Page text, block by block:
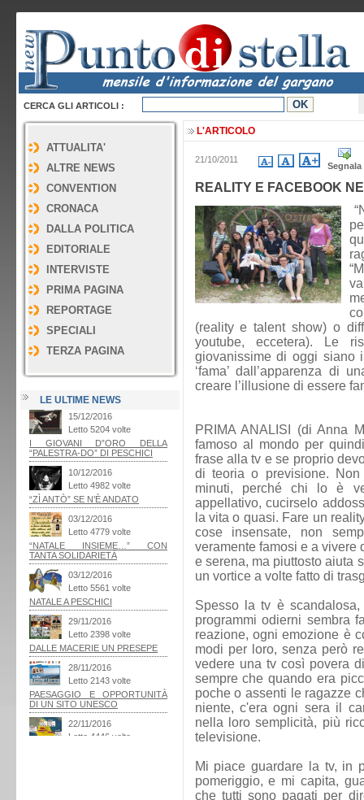
CERCA GLI ARTICOLI :
ATTUALITA'
ALTRE NEWS
CONVENTION
CRONACA
DALLA POLITICA
EDITORIALE
INTERVISTE
PRIMA PAGINA
REPORTAGE
SPECIALI
TERZA PAGINA
LE ULTIME NEWS
L'ARTICOLO
21/10/2011
Segnala
REALITY E FACEBOOK
(reality e talent show) o
youtube, eccetera). Le
giovanissime di oggi siano
‘fama’ dall’apparenza di
creare l’illusione di essere
PRIMA ANALISI (di Anna
famoso al mondo per
frase alla tv e se proprio
di teoria o previsione.
minuti, perché chi lo è
appellativo, cucirselo
la vita o quasi. Fare un
cose insensate, non
veramente famosi e a vivere
e serena, ma piuttosto aiuta
un vortice a volte fatto di
Spesso la tv è
programmi odierni sembra
reazione, ogni emozione è
modi per loro, senza però
vedere una tv così povera
sempre che quando era
poche o assenti le ragazze
niente, c'era ogni sera il
nella loro semplicità, più
televisione.
Mi piace guardare la tv, in
pomeriggio, e mi capita,
che tutti sono pagati per